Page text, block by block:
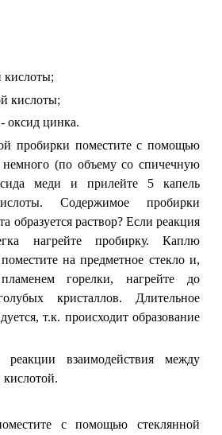
кислоты;
кислоты;
оксид цинка.
пробирки поместите с помощью
немного (по объему со спичечную
меди и прилейте 5 капель
Содержимое пробирки
образуется раствор? Если реакция
нагрейте пробирку. Каплю
на предметное стекло и,
горелки, нагрейте до
кристаллов. Длительное
т.к. происходит образование
взаимодействия между
с помощью стеклянной